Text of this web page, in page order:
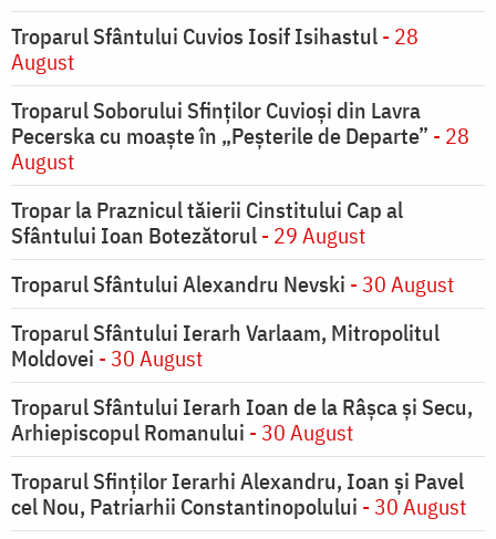
Troparul Sfântului Cuvios Iosif Isihastul- 28
August
Troparul Soborului Sfinților Cuvioși din Lavra
Pecerska cu moaște în „Peșterile de Departe” - 28
August
Tropar la Praznicul tăierii Cinstitului Cap al
Sfântului Ioan Botezătorul- 29 August
Troparul Sfântului Alexandru Nevski - 30 August
Troparul Sfântului Ierarh Varlaam, Mitropolitul
Moldovei - 30 August
Troparul Sfântului Ierarh Ioan de la Râşca şi Secu,
Arhiepiscopul Romanului - 30 August
Troparul Sfinţilor Ierarhi Alexandru, Ioan şi Pavel
cel Nou, Patriarhii Constantinopolului - 30 August